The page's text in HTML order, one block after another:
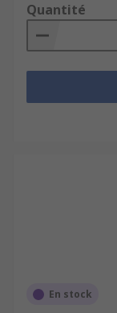
Quantité
En stock